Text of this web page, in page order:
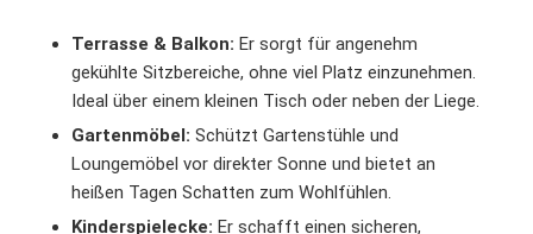
Terrasse & Balkon: Er sorgt für angenehm
gekühlte Sitzbereiche, ohne viel Platz einzunehmen.
Ideal über einem kleinen Tisch oder neben der Liege.
Gartenmöbel: Schützt Gartenstühle und
Loungemöbel vor direkter Sonne und bietet an
heißen Tagen Schatten zum Wohlfühlen.
Kinderspielecke: Er schafft einen sicheren,